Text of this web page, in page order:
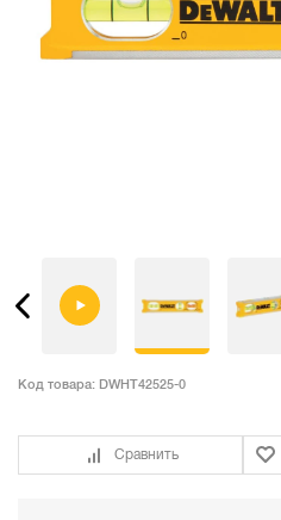
Код товара: DWHT42525-0
Сравнить